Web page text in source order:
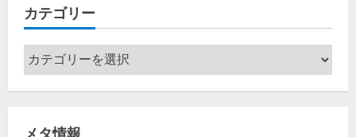
ブ
カテゴリー
カ
テ
ゴ
ー
メタ情報